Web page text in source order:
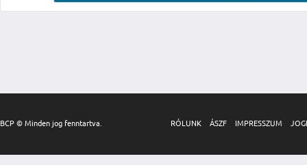
BCP © Minden jog fenntartva. RÓLUNK ÁSZF IMPRESSZUM